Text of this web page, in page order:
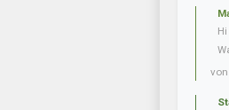
von